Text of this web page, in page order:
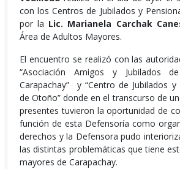
con los Centros de Jubilados y
por la Lic. Marianela Carchak
Área de Adultos Mayores.
El encuentro se realizó con las
“Asociación Amigos y Jubilados
Carapachay” y “Centro de Jubilados y
de Otoño” donde en el transcurso de
presentes tuvieron la oportunidad de
función de esta Defensoría como
derechos y la Defensora pudo
las distintas problemáticas que tiene
mayores de Carapachay.